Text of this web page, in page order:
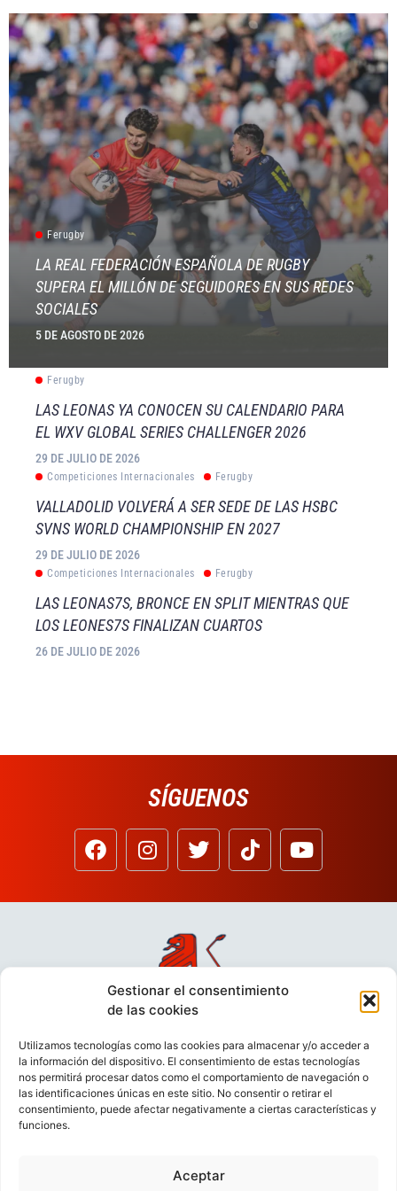
Gestionar el consentimiento
de las cookies
Utilizamos tecnologías como las cookies para almacenar y/o acceder a
la información del dispositivo. El consentimiento de estas tecnologías
nos permitirá procesar datos como el comportamiento de navegación o
las identificaciones únicas en este sitio. No consentir o retirar el
consentimiento, puede afectar negativamente a ciertas características y
funciones.
Aceptar
Ferugby
LA REAL FEDERACIÓN ESPAÑOLA DE RUGBY
SUPERA EL MILLÓN DE SEGUIDORES EN SUS REDES
SOCIALES
5 DE AGOSTO DE 2026
Ferugby
LAS LEONAS YA CONOCEN SU CALENDARIO PARA
EL WXV GLOBAL SERIES CHALLENGER 2026
29 DE JULIO DE 2026
Competiciones Internacionales Ferugby
VALLADOLID VOLVERÁ A SER SEDE DE LAS HSBC
SVNS WORLD CHAMPIONSHIP EN 2027
29 DE JULIO DE 2026
Competiciones Internacionales Ferugby
LAS LEONAS7S, BRONCE EN SPLIT MIENTRAS QUE
LOS LEONES7S FINALIZAN CUARTOS
26 DE JULIO DE 2026
SÍGUENOS